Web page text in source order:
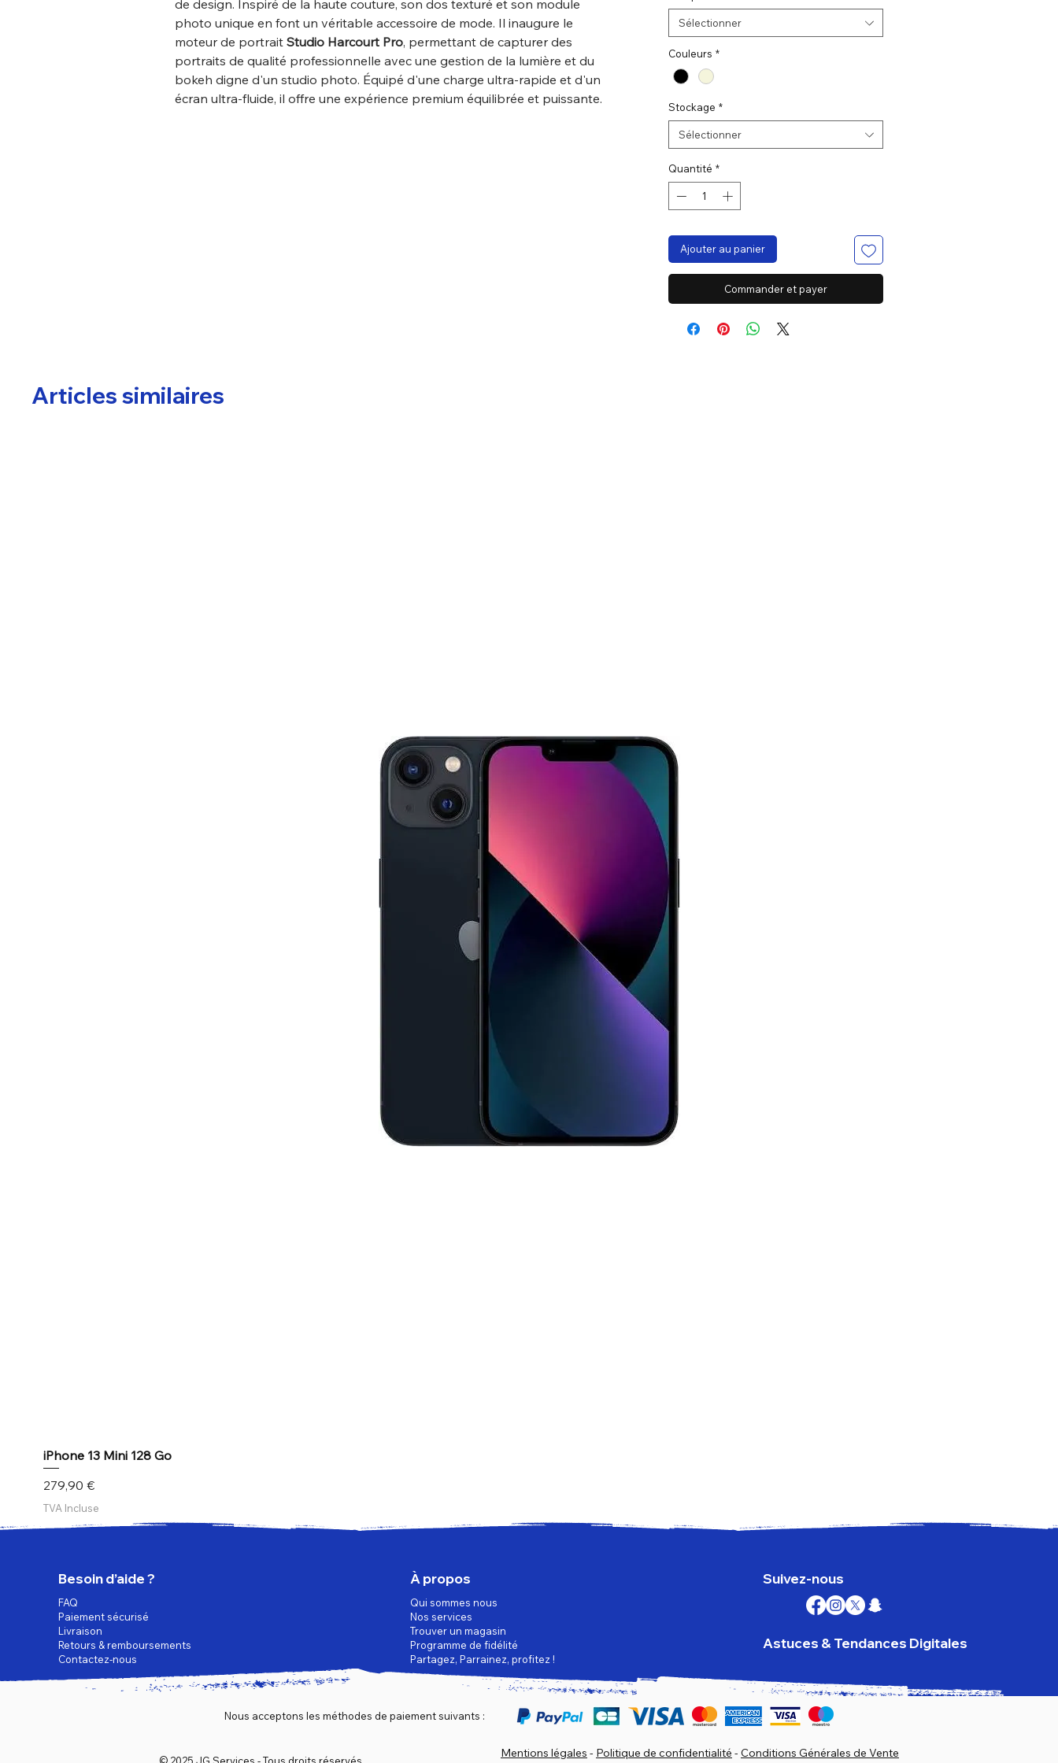
de design. Inspiré de la haute couture, son dos texturé et son module
photo unique en font un véritable accessoire de mode. Il inaugure le
moteur de portrait Studio Harcourt Pro, permettant de capturer des
portraits de qualité professionnelle avec une gestion de la lumière et du
bokeh digne d'un studio photo. Équipé d'une charge ultra-rapide et d'un
écran ultra-fluide, il offre une expérience premium équilibrée et puissante.
Sélectionner
Couleurs *
Stockage *
Sélectionner
Quantité *
Ajouter au panier
Commander et payer
Articles similaires
iPhone 13 Mini 128 Go
Prix
279,90 €
TVA Incluse
Besoin d’aide ?
FAQ
Paiement sécurisé
Livraison
Retours & remboursements
Contactez-nous
À propos
Qui sommes nous
Nos services
Trouver un magasin
Programme de fidélité
Partagez, Parrainez, profitez !
Suivez-nous
Astuces & Tendances Digitales
Nous acceptons les méthodes de paiement suivants :
Mentions légales - Politique de confidentialité - Conditions Générales de Vente